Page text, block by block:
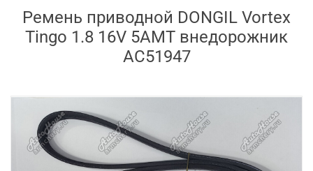
Ремень приводной DONGIL Vortex
Tingo 1.8 16V 5AMT внедорожник
AC51947